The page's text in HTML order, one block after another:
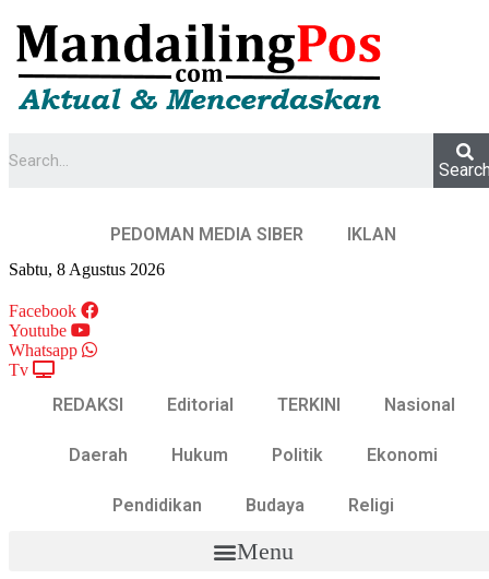
PEDOMAN MEDIA SIBER IKLAN
Sabtu, 8 Agustus 2026
Facebook
Youtube
Whatsapp
Tv
REDAKSI Editorial TERKINI Nasional
Daerah Hukum Politik Ekonomi
Pendidikan Budaya Religi
Menu